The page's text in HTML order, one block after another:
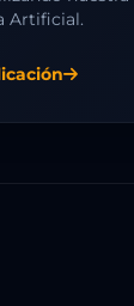
Artificial.